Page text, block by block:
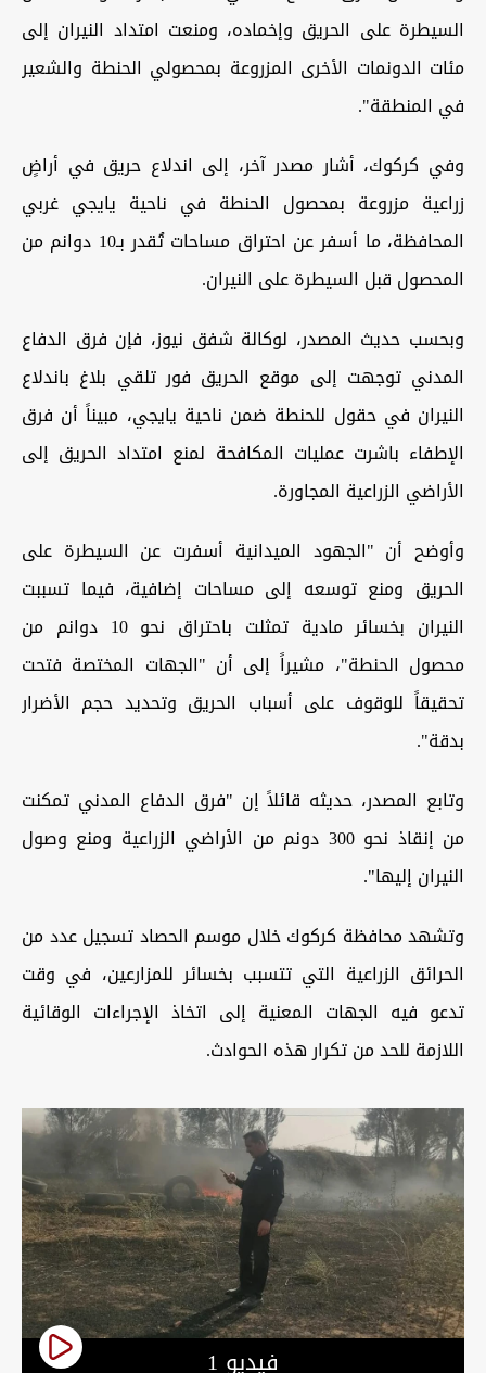
السيطرة على الحريق وإخماده، ومنعت امتداد النيران إلى
مئات الدونمات الأخرى المزروعة بمحصولي الحنطة والشعير
في المنطقة".
وفي كركوك، أشار مصدر آخر، إلى اندلاع حريق في أراضٍ
زراعية مزروعة بمحصول الحنطة في ناحية يايجي غربي
المحافظة، ما أسفر عن احتراق مساحات تُقدر بـ10 دوانم من
المحصول قبل السيطرة على النيران.
وبحسب حديث المصدر، لوكالة شفق نيوز، فإن فرق الدفاع
المدني توجهت إلى موقع الحريق فور تلقي بلاغ باندلاع
النيران في حقول للحنطة ضمن ناحية يايجي، مبيناً أن فرق
الإطفاء باشرت عمليات المكافحة لمنع امتداد الحريق إلى
الأراضي الزراعية المجاورة.
وأوضح أن "الجهود الميدانية أسفرت عن السيطرة على
الحريق ومنع توسعه إلى مساحات إضافية، فيما تسببت
النيران بخسائر مادية تمثلت باحتراق نحو 10 دوانم من
محصول الحنطة"، مشيراً إلى أن "الجهات المختصة فتحت
تحقيقاً للوقوف على أسباب الحريق وتحديد حجم الأضرار
بدقة".
وتابع المصدر، حديثه قائلاً إن "فرق الدفاع المدني تمكنت
من إنقاذ نحو 300 دونم من الأراضي الزراعية ومنع وصول
النيران إليها".
وتشهد محافظة كركوك خلال موسم الحصاد تسجيل عدد من
الحرائق الزراعية التي تتسبب بخسائر للمزارعين، في وقت
تدعو فيه الجهات المعنية إلى اتخاذ الإجراءات الوقائية
اللازمة للحد من تكرار هذه الحوادث.
فيديو 1